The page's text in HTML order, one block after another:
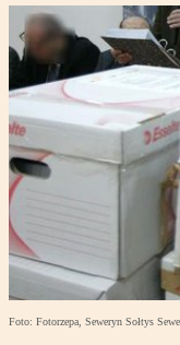
Foto: Fotorzepa, Seweryn Sołtys